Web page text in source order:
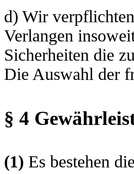
d) Wir
Verlangen
Sicherheiten die
Die Auswahl der
§ 4
(1) Es bestehen